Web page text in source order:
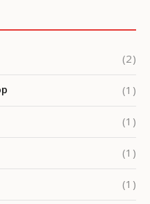
(2)
(1)
(1)
(1)
(1)